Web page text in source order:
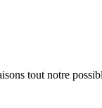
tout notre